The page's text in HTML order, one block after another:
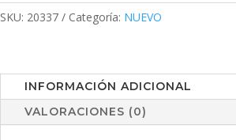
SKU: 20337 Categoría: NUEVO
INFORMACIÓN ADICIONAL
VALORACIONES (0)